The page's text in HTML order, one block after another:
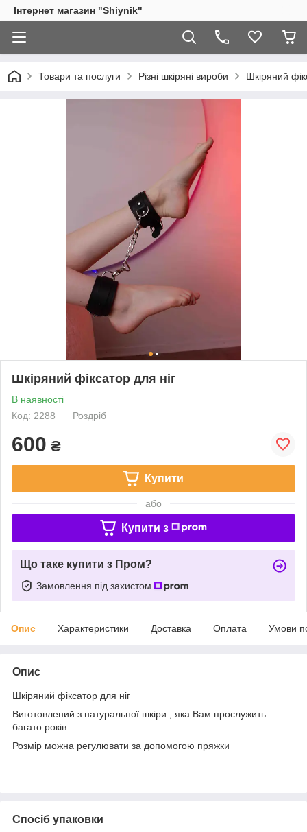
Інтернет магазин "Shiynik"
Товари та послуги Різні шкіряні вироби Шкіряний
Шкіряний фіксатор для ніг
В наявності
Код: 2288
Роздріб
600 ₴
Купити
або
Купити з
Що таке купити з Пром?
Замовлення під захистом
Опис Характеристики Доставка Оплата Умови
Опис
Шкіряний фіксатор для ніг
Виготовлений з натуральної шкіри , яка Вам прослужить
багато років
Розмір можна регулювати за допомогою пряжки
Спосіб упаковки